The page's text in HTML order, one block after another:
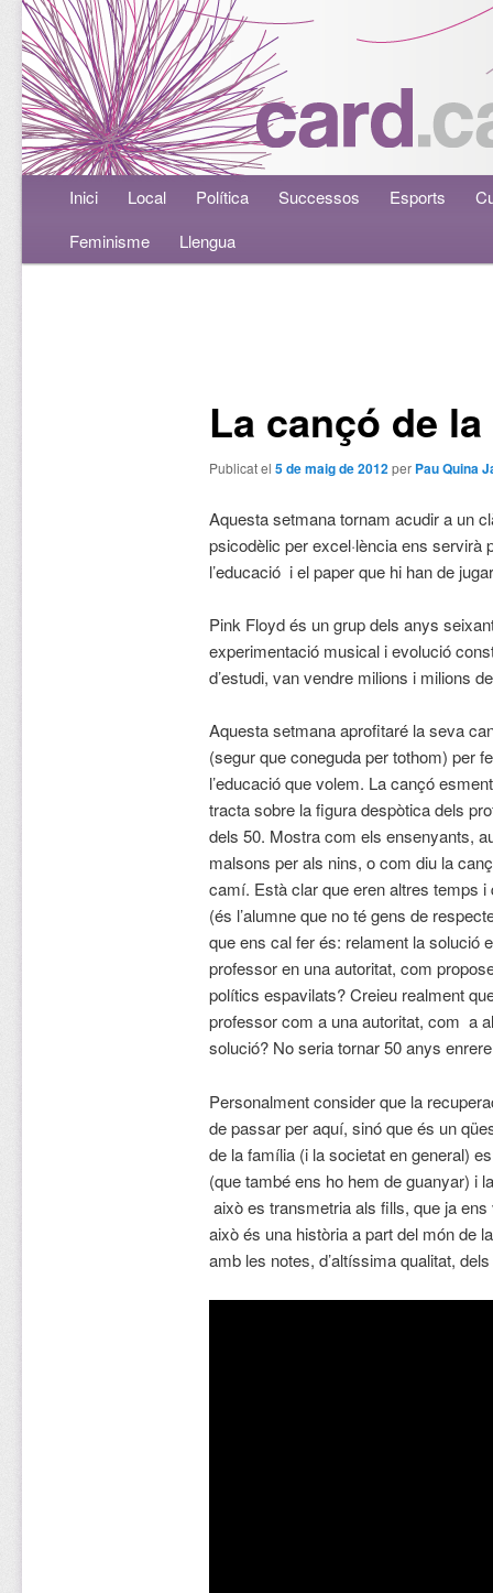
Menú principalAneu al contingut principal
Aneu al contingut secundari
Inici Local Política Successos Esports
Feminisme
Llengua
La cançó de
Publicat el 5 de maig de 2012per Pau Quina
Aquesta setmana tornam acudir a un
psicodèlic per excel·lència ens servirà
l’educació i el paper que hi han de
Pink Floyd és un grup dels anys
experimentació musical i evolució
d’estudi, van vendre milions i milions
Aquesta setmana aprofitaré la seva
(segur que coneguda per tothom) per
l’educació que volem. La cançó
tracta sobre la figura despòtica dels
dels 50. Mostra com els ensenyants,
malsons per als nins, o com diu la
camí. Està clar que eren altres temps
(és l’alumne que no té gens de
que ens cal fer és: relament la solució
professor en una autoritat, com
polítics espavilats? Creieu realment
professor com a una autoritat, com a
solució? No seria tornar 50 anys
Personalment consider que la
de passar per aquí, sinó que és un
de la família (i la societat en general)
(que també ens ho hem de guanyar) i
això es transmetria als fills, que ja ens
això és una història a part del món de
amb les notes, d’altíssima qualitat,